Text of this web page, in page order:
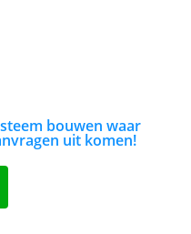
bouwen waar
uit komen!